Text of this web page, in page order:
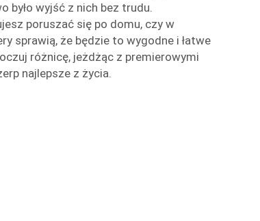
było wyjść z nich bez trudu.
poruszać się po domu, czy w
sprawią, że będzie to wygodne i łatwe
różnicę, jeżdżąc z premierowymi
najlepsze z życia.